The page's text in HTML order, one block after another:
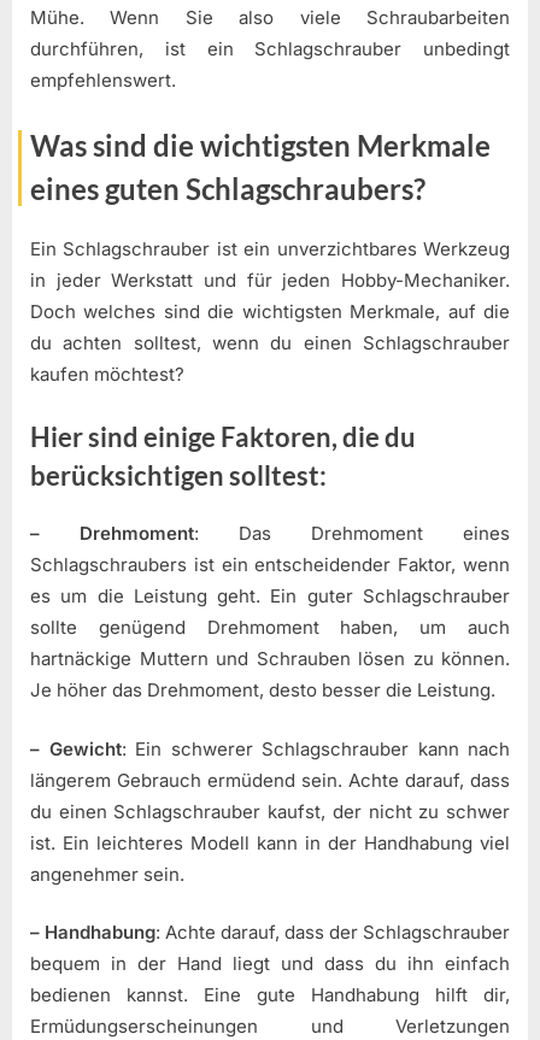
Mühe. Wenn Sie also viele Schraubarbeiten
durchführen, ist ein Schlagschrauber unbedingt
empfehlenswert.
Was sind die wichtigsten Merkmale
eines guten Schlagschraubers?
Ein Schlagschrauber ist ein unverzichtbares Werkzeug
in jeder Werkstatt und für jeden Hobby-Mechaniker.
Doch welches sind die wichtigsten Merkmale, auf die
du achten solltest, wenn du einen Schlagschrauber
kaufen möchtest?
Hier sind einige Faktoren, die du
berücksichtigen solltest:
– Drehmoment: Das Drehmoment eines
Schlagschraubers ist ein entscheidender Faktor, wenn
es um die Leistung geht. Ein guter Schlagschrauber
sollte genügend Drehmoment haben, um auch
hartnäckige Muttern und Schrauben lösen zu können.
Je höher das Drehmoment, desto besser die Leistung.
– Gewicht: Ein schwerer Schlagschrauber kann nach
längerem Gebrauch ermüdend sein. Achte darauf, dass
du einen Schlagschrauber kaufst, der nicht zu schwer
ist. Ein leichteres Modell kann in der Handhabung viel
angenehmer sein.
– Handhabung: Achte darauf, dass der Schlagschrauber
bequem in der Hand liegt und dass du ihn einfach
bedienen kannst. Eine gute Handhabung hilft dir,
Ermüdungserscheinungen und Verletzungen